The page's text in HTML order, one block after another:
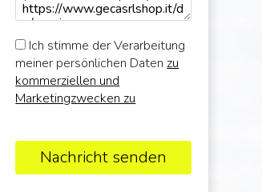
Ich stimme der Verarbeitung
meiner persönlichen Daten zu
kommerziellen und
Marketingzwecken zu
Nachricht senden